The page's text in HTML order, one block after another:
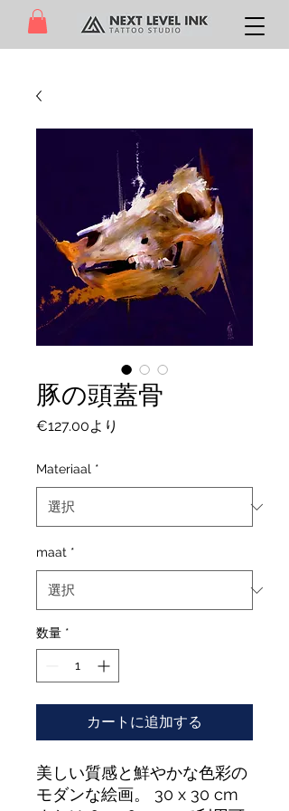
豚の頭蓋骨
€127.00より
Materiaal *
maat *
数量 *
カートに追加する
美しい質感と鮮やかな色彩の
モダンな絵画。 30 x 30 cm